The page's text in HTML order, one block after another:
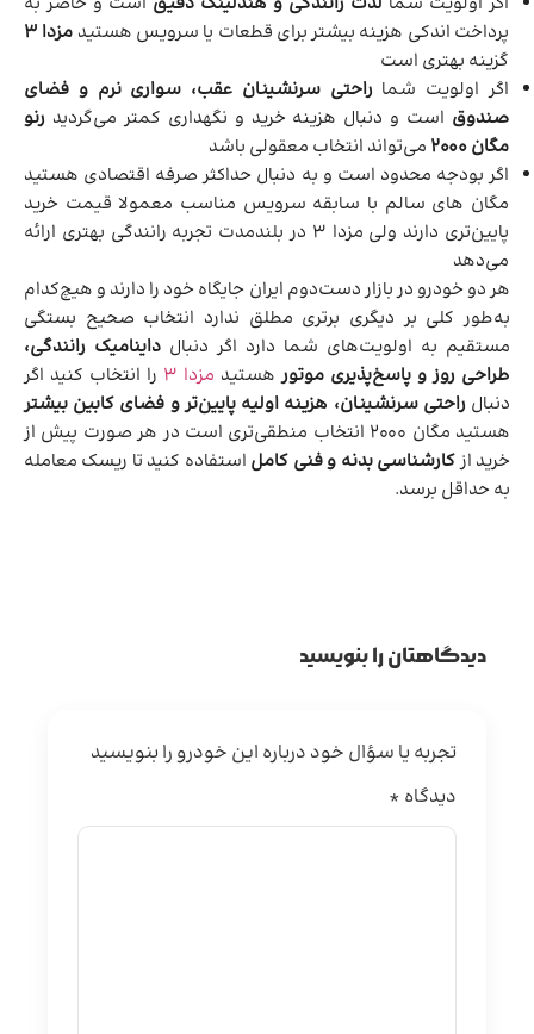
پرداخت اندکی هزینه بیشتر برای قطعات یا سرویس هستید مزدا ۳
گزینه بهتری است
اگر اولویت شماراحتی سرنشینان عقب، سواری نرم و فضای
صندوق است و دنبال هزینه خرید و نگهداری کمتر می‌گردید رنو
مگان ۲۰۰۰
می‌تواند انتخاب معقولی باشد
اگر بودجه محدود است و به دنبال حداکثر صرفه اقتصادی هستید
مگان های سالم با سابقه سرویس مناسب معمولا قیمت خرید
پایین‌تری دارند ولی مزدا ۳ در بلندمدت تجربه رانندگی بهتری ارائه
می‌دهد
هر دو خودرو در بازار دست‌دوم ایران جایگاه خود را دارند و هیچ‌کدام
به‌طور کلی بر دیگری برتری مطلق ندارد انتخاب صحیح بستگی
مستقیم به اولویت‌های شما دارد اگر دنبال داینامیک رانندگی،
طراحی روز و پاسخ‌پذیری موتورهستید مزدا ۳
را انتخاب کنید اگر
دنبالراحتی سرنشینان، هزینه اولیه پایین‌تر و فضای کابین بیشتر
هستید مگان ۲۰۰۰ انتخاب منطقی‌تری است در هر صورت پیش از
خرید ازکارشناسی بدنه و فنی کامل استفاده کنید تا ریسک معامله
به حداقل برسد.
دیدگاهتان را بنویسید
تجربه یا سؤال خود درباره این خودرو را بنویسید
دیدگاه *